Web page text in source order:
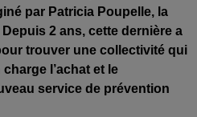
par Patricia Poupelle, la
Depuis 2 ans, cette dernière a
trouver une collectivité qui
l’achat et le
service de prévention